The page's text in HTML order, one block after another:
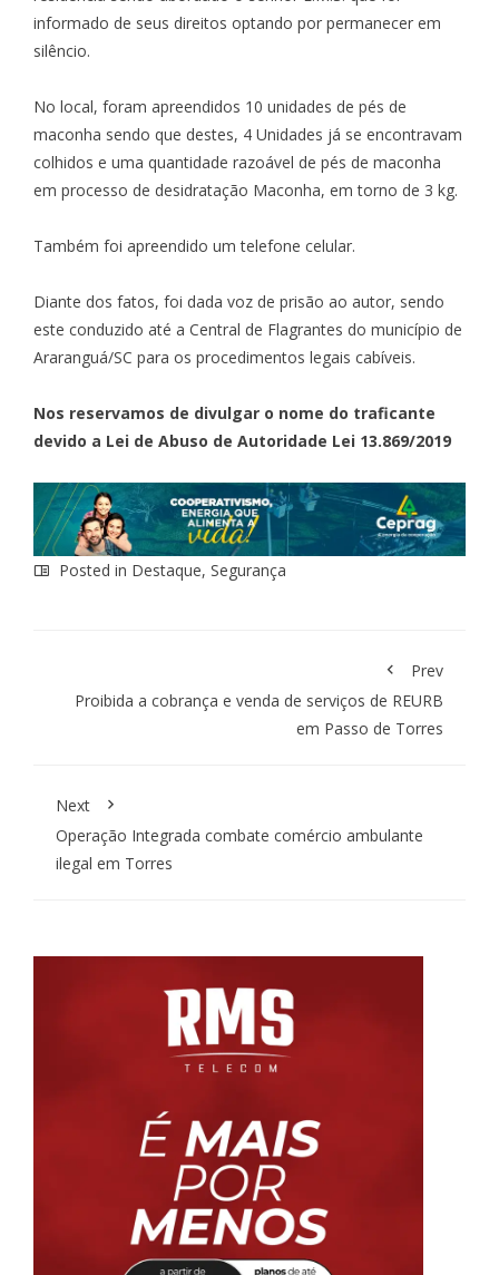
informado de seus direitos optando por permanecer em
silêncio.
No local, foram apreendidos 10 unidades de pés de
maconha sendo que destes, 4 Unidades já se encontravam
colhidos e uma quantidade razoável de pés de maconha
em processo de desidratação Maconha, em torno de 3 kg.
Também foi apreendido um telefone celular.
Diante dos fatos, foi dada voz de prisão ao autor, sendo
este conduzido até a Central de Flagrantes do município de
Araranguá/SC para os procedimentos legais cabíveis.
Nos reservamos de divulgar o nome do traficante
devido a Lei de Abuso de Autoridade Lei 13.869/2019
Posted in Destaque, Segurança
Prev
Proibida a cobrança e venda de serviços de REURB
em Passo de Torres
Next
Operação Integrada combate comércio ambulante
ilegal em Torres